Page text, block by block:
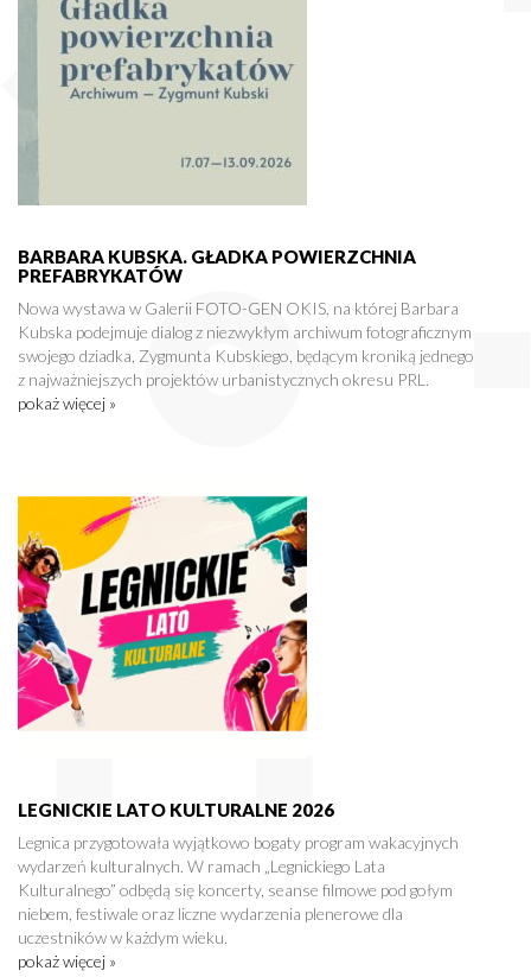
BARBARA KUBSKA. GŁADKA POWIERZCHNIA
PREFABRYKATÓW
Nowa wystawa w Galerii FOTO-GEN OKIS, na której Barbara
Kubska podejmuje dialog z niezwykłym archiwum fotograficznym
swojego dziadka, Zygmunta Kubskiego, będącym kroniką jednego
z najważniejszych projektów urbanistycznych okresu PRL.
pokaż więcej »
LEGNICKIE LATO KULTURALNE 2026
Legnica przygotowała wyjątkowo bogaty program wakacyjnych
wydarzeń kulturalnych. W ramach „Legnickiego Lata
Kulturalnego” odbędą się koncerty, seanse filmowe pod gołym
niebem, festiwale oraz liczne wydarzenia plenerowe dla
uczestników w każdym wieku.
pokaż więcej »